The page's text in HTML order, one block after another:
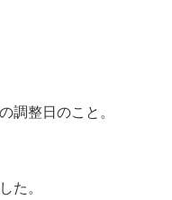
調整日のこと。
た。